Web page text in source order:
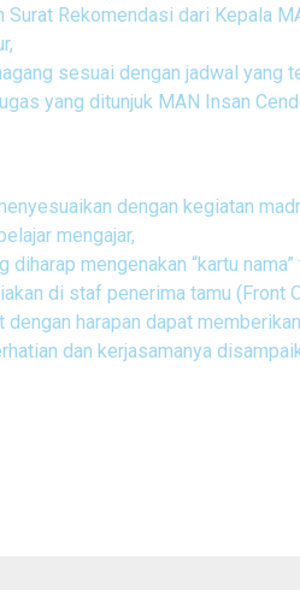
Surat Rekomendasi dari Kepala
sesuai dengan jadwal yang
yang ditunjuk MAN Insan
dengan kegiatan
mengajar,
diharap mengenakan “kartu nama”
di staf penerima tamu (Front
harapan dapat
dan kerjasamanya